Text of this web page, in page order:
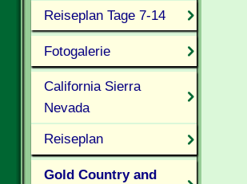
Reiseplan Tage 7-14
Fotogalerie
California Sierra
Nevada
Reiseplan
Gold Country and